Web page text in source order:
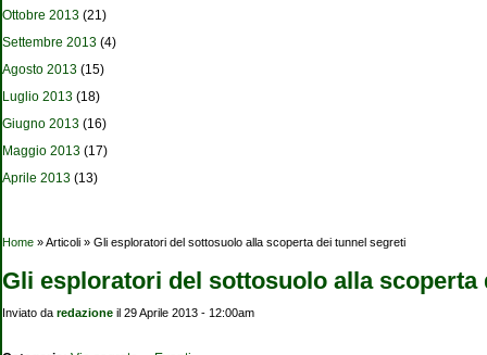
Ottobre 2013 (21)
Settembre 2013 (4)
Agosto 2013 (15)
Luglio 2013 (18)
Giugno 2013 (16)
Maggio 2013 (17)
Aprile 2013 (13)
Tu sei qui
Home » Articoli » Gli esploratori del sottosuolo alla scoperta dei tunnel segreti
Gli esploratori del sottosuolo alla scoperta
Inviato da redazione il 29 Aprile 2013 - 12:00am